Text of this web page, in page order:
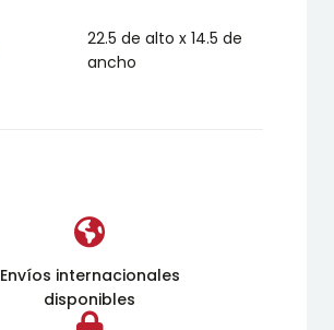
22.5 de alto x 14.5 de
ancho
Envíos internacionales
disponibles